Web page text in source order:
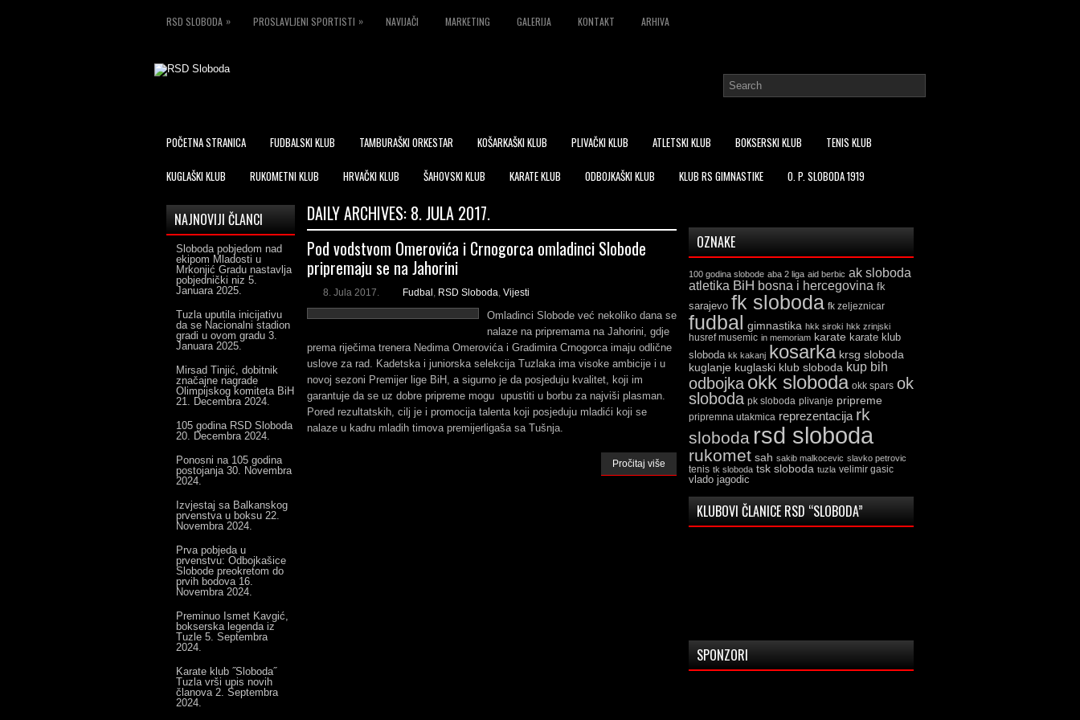
RSD SLOBODA » PROSLAVLJENI SPORTISTI » NAVIJAČI MARKETING GALERIJA KONTAKT ARHIVA
POČETNA STRANICA FUDBALSKI KLUB TAMBURAŠKI ORKESTAR KOŠARKAŠKI KLUB PLIVAČKI KLUB ATLETSKI KLUB BOKSERSKI KLUB TENIS KLUB
KUGLAŠKI KLUB RUKOMETNI KLUB HRVAČKI KLUB ŠAHOVSKI KLUB KARATE KLUB ODBOJKAŠKI KLUB KLUB RS GIMNASTIKE O. P. SLOBODA 1919
DAILY ARCHIVES: 8. JULA 2017.
Pod vodstvom Omerovića i Crnogorca omladinci Slobode
pripremaju se na Jahorini
8. Jula 2017. Fudbal , RSD Sloboda, Vijesti
Omladinci Slobode već nekoliko dana se
nalaze na pripremama na Jahorini, gdje
prema riječima trenera Nedima Omerovića i Gradimira Crnogorca imaju odlične
uslove za rad. Kadetska i juniorska selekcija Tuzlaka ima visoke ambicije i u
novoj sezoni Premijer lige BiH, a sigurno je da posjeduju kvalitet, koji im
garantuje da se uz dobre pripreme mogu upustiti u borbu za najviši plasman.
Pored rezultatskih, cilj je i promocija talenta koji posjeduju mladići koji se
nalaze u kadru mladih timova premijerligaša sa Tušnja.
Pročitaj više
NAJNOVIJI ČLANCI
Sloboda pobjedom nad
ekipom Mladosti u
Mrkonjić Gradu nastavlja
pobjednički niz 5.
Januara 2025.
Tuzla uputila inicijativu
da se Nacionalni stadion
gradi u ovom gradu 3.
Januara 2025.
Mirsad Tinjić, dobitnik
značajne nagrade
Olimpijskog komiteta BiH
21. Decembra 2024.
105 godina RSD Sloboda
20. Decembra 2024.
Ponosni na 105 godina
postojanja 30. Novembra
2024.
Izvjestaj sa Balkanskog
prvenstva u boksu 22.
Novembra 2024.
Prva pobjeda u
prvenstvu: Odbojkašice
Slobode preokretom do
prvih bodova 16.
Novembra 2024.
Preminuo Ismet Kavgić,
bokserska legenda iz
Tuzle 5. Septembra
2024.
Karate klub ˝Sloboda˝
Tuzla vrši upis novih
članova 2. Septembra
2024.
OZNAKE
100 godina slobode aba 2 liga aid berbic ak sloboda
atletika BiH bosna i hercegovina fk
sarajevo fk sloboda fk zeljeznicar
fudbal gimnastika hkk siroki hkk zrinjski
husref musemic in memoriam karate karate klub
sloboda kk kakanj kosarka krsg sloboda
kuglanje kuglaski klub sloboda kup bih
odbojka okk sloboda okk spars ok
sloboda pk sloboda plivanje pripreme
pripremna utakmica reprezentacija rk
sloboda rsd sloboda
rukomet sah sakib malkocevic slavko petrovic
tenis tk sloboda tsk sloboda tuzla velimir gasic
vlado jagodic
KLUBOVI ČLANICE RSD “SLOBODA”
SPONZORI